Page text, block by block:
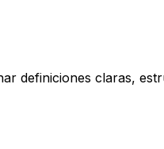
definiciones claras,